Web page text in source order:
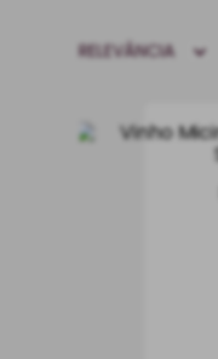
RELEVÂNCIA